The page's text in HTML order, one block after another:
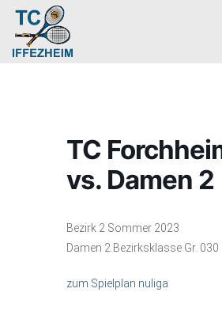
TC
vs. Damen 2
Bezirk 2 Sommer 2023
Damen 2.Bezirksklasse Gr. 030
zum Spielplan nuliga